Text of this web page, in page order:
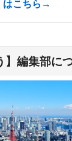
はこちら→
】編集部に